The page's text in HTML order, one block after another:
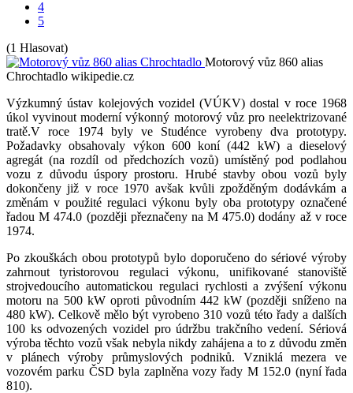
4
5
(1 Hlasovat)
Motorový vůz 860 alias
Chrochtadlo wikipedie.cz
Výzkumný ústav kolejových vozidel (VÚKV) dostal v roce 1968
úkol vyvinout moderní výkonný motorový vůz pro neelektrizované
tratě.V roce 1974 byly ve Studénce vyrobeny dva prototypy.
Požadavky obsahovaly výkon 600 koní (442 kW) a dieselový
agregát (na rozdíl od předchozích vozů) umístěný pod podlahou
vozu z důvodu úspory prostoru. Hrubé stavby obou vozů byly
dokončeny již v roce 1970 avšak kvůli zpožděným dodávkám a
změnám v použité regulaci výkonu byly oba prototypy označené
řadou M 474.0 (později přeznačeny na M 475.0) dodány až v roce
1974.
Po zkouškách obou prototypů bylo doporučeno do sériové výroby
zahrnout tyristorovou regulaci výkonu, unifikované stanoviště
strojvedoucího automatickou regulaci rychlosti a zvýšení výkonu
motoru na 500 kW oproti původním 442 kW (později sníženo na
480 kW). Celkově mělo být vyrobeno 310 vozů této řady a dalších
100 ks odvozených vozidel pro údržbu trakčního vedení. Sériová
výroba těchto vozů však nebyla nikdy zahájena a to z důvodu změn
v plánech výroby průmyslových podniků. Vzniklá mezera ve
vozovém parku ČSD byla zaplněna vozy řady M 152.0 (nyní řada
810).